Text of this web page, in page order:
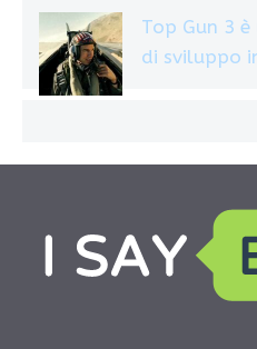
Top Gun 3
di sviluppo